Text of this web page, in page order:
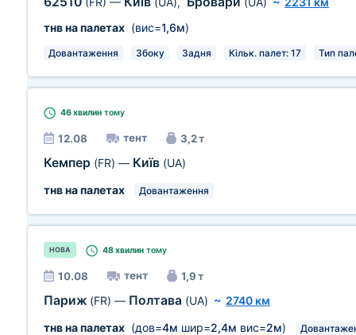
тнв на палетах (вис=1,6м)
Довантаження Збоку Задня Кільк. палет: 17 Тип
46 хвилин тому
12.08 тент 3,2 т
Кемпер (FR) — Київ (UA)
тнв на палетах
Довантаження
НОВА 48 хвилин тому
10.08 тент 1,9 т
Париж (FR) — Полтава (UA) ~ 2740 км
тнв на палетах (дов=4м шир=2,4м вис=2м)